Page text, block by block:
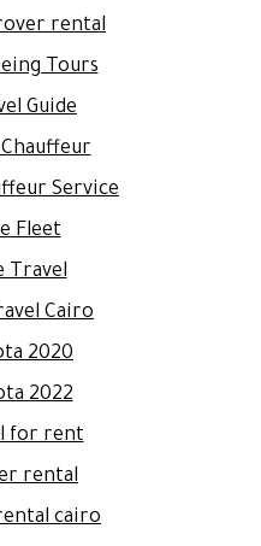
rental
Tours
Guide
Service
Fleet
Travel
Cairo
2020
2022
for rent
rental
cairo